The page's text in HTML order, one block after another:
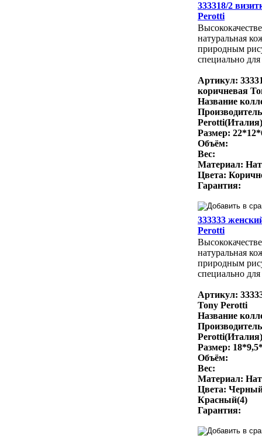
333318/2
Perotti
натуральная
природным
специально
Артикул:
коричневая
Название
Perotti(Италия)
Размер:
Объём:
Вес:
Материал:
Цвета:
Гарантия:
333333
Perotti
натуральная
природным
специально
Артикул:
Tony Perotti
Название
Perotti(Италия)
Размер:
Объём:
Вес:
Материал:
Цвета:
Красный(4)
Гарантия: